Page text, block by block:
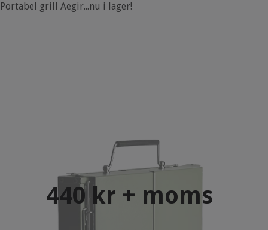
Portabel grill Aegir...nu i lager!
440 kr + moms